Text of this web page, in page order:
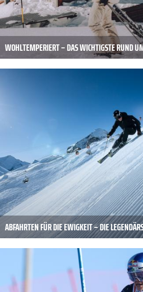
WOHLTEMPERIERT – DAS WICHTIGSTE RUND
ABFAHRTEN FÜR DIE EWIGKEIT – DIE